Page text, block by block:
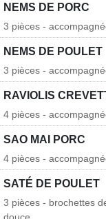
NEMS DE PORC
3 pièces -
NEMS DE POULET
3 pièces -
RAVIOLIS
4 pièces -
SAO MAI PORC
4 pièces -
SATÉ DE POULET
3 pièces - brochettes